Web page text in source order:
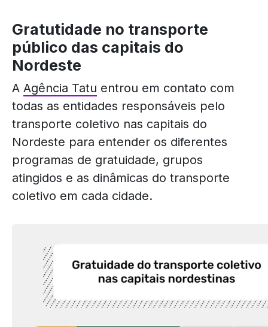
Gratutidade no transporte
público das capitais do
Nordeste
A Agência Tatu entrou em contato com
todas as entidades responsáveis pelo
transporte coletivo nas capitais do
Nordeste para entender os diferentes
programas de gratuidade, grupos
atingidos e as dinâmicas do transporte
coletivo em cada cidade.